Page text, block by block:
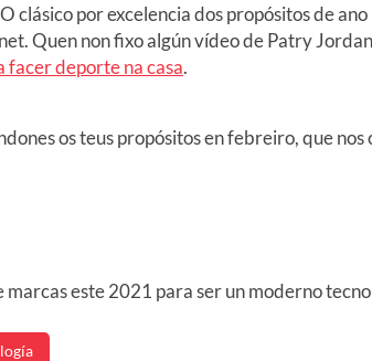
O clásico por excelencia dos propósitos de
Quen non fixo algún vídeo de Patry
facer deporte na casa.
os teus propósitos en febreiro, que nos
marcas este 2021 para ser un moderno